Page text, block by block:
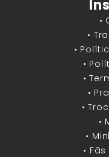
•
•
•
•
•
•
•
•
•
•